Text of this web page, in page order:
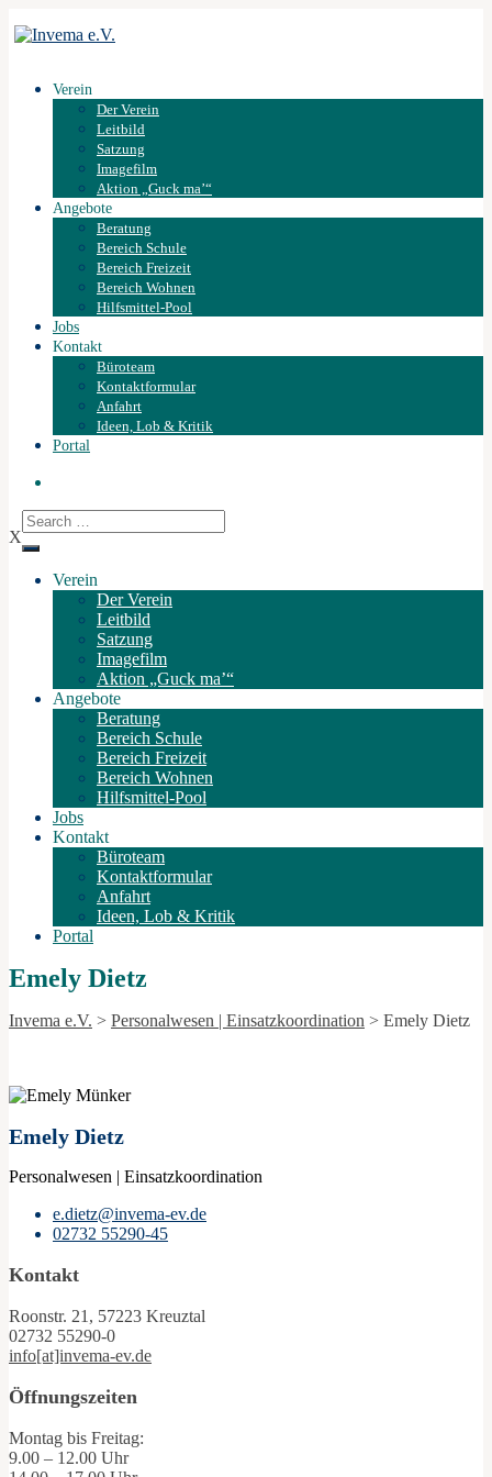
Verein
Der Verein
Leitbild
Satzung
Imagefilm
Aktion „Guck ma’“
Angebote
Beratung
Bereich Schule
Bereich Freizeit
Bereich Wohnen
Hilfsmittel-Pool
Jobs
Kontakt
Büroteam
Kontaktformular
Anfahrt
Ideen, Lob & Kritik
Portal
X
Verein
Der Verein
Leitbild
Satzung
Imagefilm
Aktion „Guck ma’“
Angebote
Beratung
Bereich Schule
Bereich Freizeit
Bereich Wohnen
Hilfsmittel-Pool
Jobs
Kontakt
Büroteam
Kontaktformular
Anfahrt
Ideen, Lob & Kritik
Portal
Emely Dietz
Invema e.V. > Personalwesen | Einsatzkoordination > Emely Dietz
Emely Dietz
Personalwesen | Einsatzkoordination
e.dietz@invema-ev.de
02732 55290-45
Kontakt
Roonstr. 21, 57223 Kreuztal
02732 55290-0
info[at]invema-ev.de
Öffnungszeiten
Montag bis Freitag:
9.00 – 12.00 Uhr